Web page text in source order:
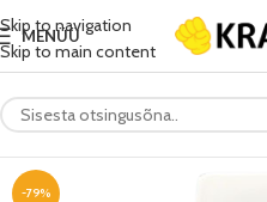
Skip to navigation
Skip to main content
MENÜÜ
-79%